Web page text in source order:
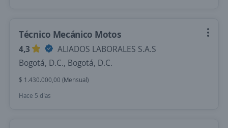
Técnico Mecánico Motos
4,3
ALIADOS LABORALES S.A.S
Bogotá, D.C., Bogotá, D.C.
$ 1.430.000,00 (Mensual)
Hace 5 días